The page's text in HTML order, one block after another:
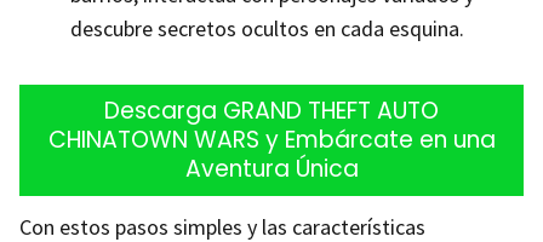
descubre secretos ocultos en cada esquina.
Descarga GRAND THEFT AUTO
CHINATOWN WARS y Embárcate en una
Aventura Única
Con estos pasos simples y las características